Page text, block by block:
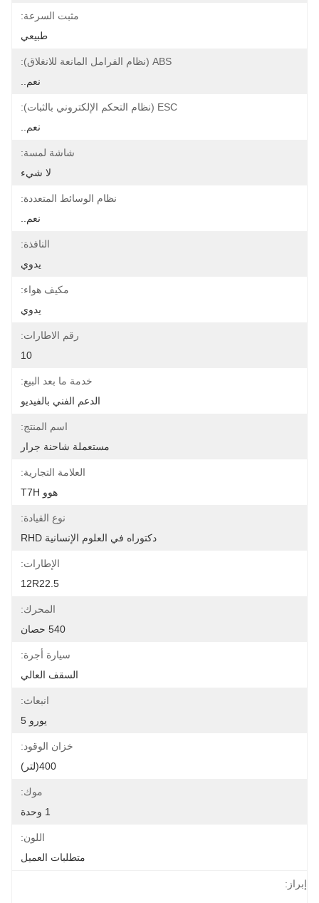
مثبت السرعة:
طبيعي
ABS (نظام الفرامل المانعة للانغلاق):
نعم..
ESC (نظام التحكم الإلكتروني بالثبات):
نعم..
شاشة لمسة:
لا شيء
نظام الوسائط المتعددة:
نعم..
النافذة:
يدوي
مكيف هواء:
يدوي
رقم الاطارات:
10
خدمة ما بعد البيع:
الدعم الفني بالفيديو
اسم المنتج:
مستعملة شاحنة جرار
العلامة التجارية:
هوو T7H
نوع القيادة:
دكتوراه في العلوم الإنسانية RHD
الإطارات:
12R22.5
المحرك:
540 حصان
سيارة أجرة:
السقف العالي
انبعاث:
يورو 5
خزان الوقود:
400(لتر)
موك:
1 وحدة
اللون:
متطلبات العميل
إبراز: